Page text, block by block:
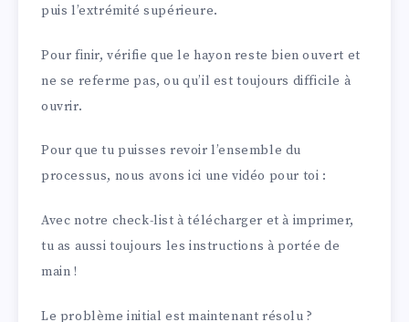
puis l’extrémité supérieure.
Pour finir, vérifie que le hayon reste bien ouvert et
ne se referme pas, ou qu’il est toujours difficile à
ouvrir.
Pour que tu puisses revoir l’ensemble du
processus, nous avons ici une vidéo pour toi :
Avec notre check-list à télécharger et à imprimer,
tu as aussi toujours les instructions à portée de
main !
Le problème initial est maintenant résolu ?